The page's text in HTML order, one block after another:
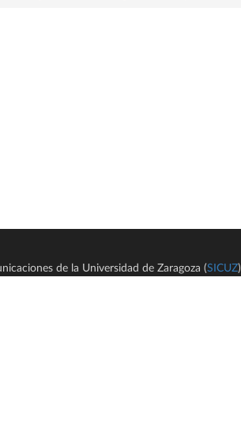
de la Universidad de Zaragoza (SICUZ)